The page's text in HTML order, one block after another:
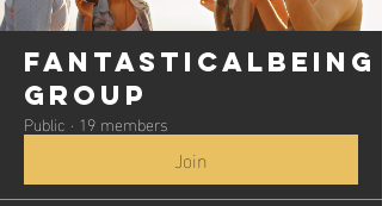
Fantasticalbeing
Group
Public · 19 members
Join